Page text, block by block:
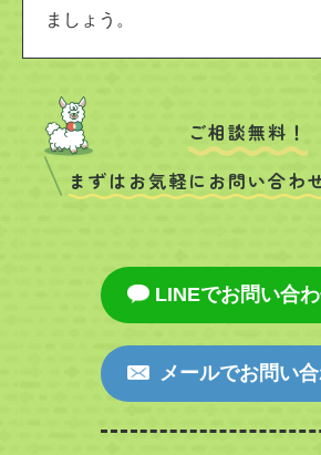
ましょう。
ご相談無料！
まずはお気軽にお問い合わ
LINEでお問い合
メールでお問い